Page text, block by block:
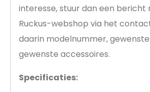
interesse, stuur dan een bericht
Ruckus-webshop via het
daarin modelnummer,
gewenste accessoires.
Specificaties: